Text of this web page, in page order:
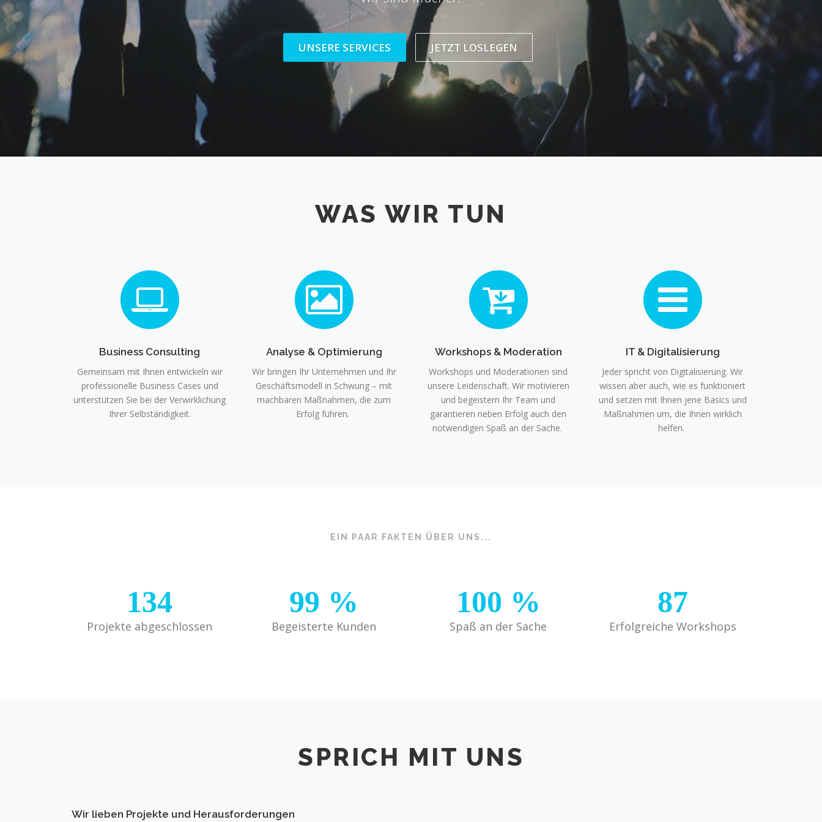
UNSERE SERVICES JETZT LOSLEGEN
WAS WIR TUN
Business Consulting
Gemeinsam mit Ihnen entwickeln wir
professionelle Business Cases und
unterstützen Sie bei der Verwirklichung
Ihrer Selbständigkeit.
Analyse & Optimierung
Wir bringen Ihr Unternehmen und Ihr
Geschäftsmodell in Schwung – mit
machbaren Maßnahmen, die zum
Erfolg führen.
Workshops & Moderation
Workshops und Moderationen sind
unsere Leidenschaft. Wir motivieren
und begeistern Ihr Team und
garantieren neben Erfolg auch den
notwendigen Spaß an der Sache.
IT & Digitalisierung
Jeder spricht von Digitalisierung. Wir
wissen aber auch, wie es funktioniert
und setzen mit Ihnen jene Basics und
Maßnahmen um, die Ihnen wirklich
helfen.
EIN PAAR FAKTEN ÜBER UNS...
134
Projekte abgeschlossen
99 %
Begeisterte Kunden
100 %
Spaß an der Sache
87
Erfolgreiche Workshops
SPRICH MIT UNS
Wir lieben Projekte und Herausforderungen